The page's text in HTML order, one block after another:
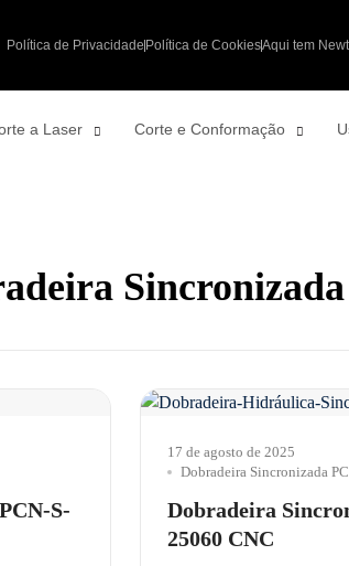
Política de Privacidade Política de CookiesAqui tem
a Laser Corte e Conformação
S-
17 de agosto de 2025
Dobradeira Sincronizada
Dobradeira
25060 CNC